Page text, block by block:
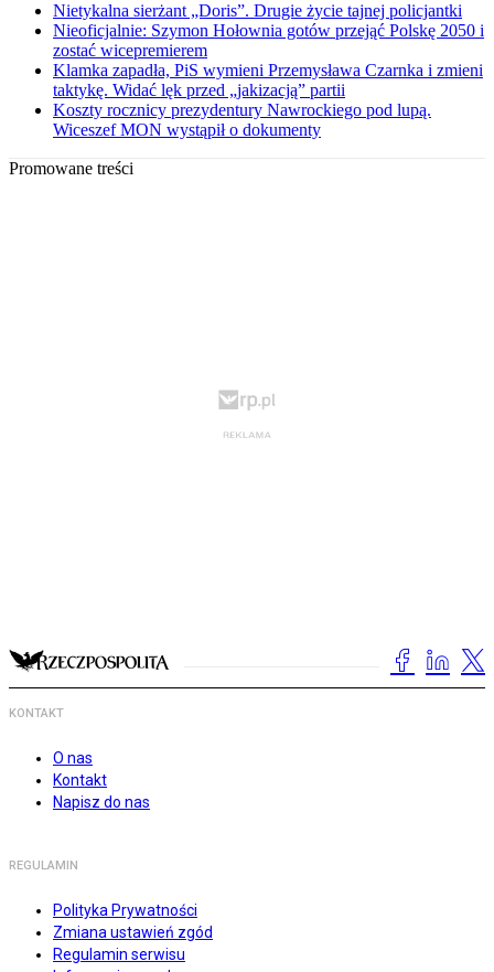
Nietykalna sierżant „Doris”. Drugie życie tajnej policjantki
Nieoficjalnie: Szymon Hołownia gotów przejąć Polskę 2050 i
zostać wicepremierem
Klamka zapadła, PiS wymieni Przemysława Czarnka i zmieni
taktykę. Widać lęk przed „jakizacją” partii
Koszty rocznicy prezydentury Nawrockiego pod lupą.
Wiceszef MON wystąpił o dokumenty
Promowane treści
KONTAKT
O nas
Kontakt
Napisz do nas
REGULAMIN
Polityka Prywatności
Zmiana ustawień zgód
Regulamin serwisu